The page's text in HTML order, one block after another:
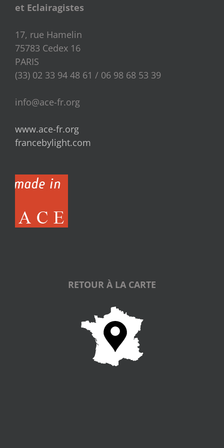
et Eclairagistes
17, rue Hamelin
75783 Cedex 16
PARIS
(33) 02 33 94 48 61 / 06 98 68 53 39
info@ace-fr.org
www.ace-fr.org
francebylight.com
RETOUR À LA CARTE